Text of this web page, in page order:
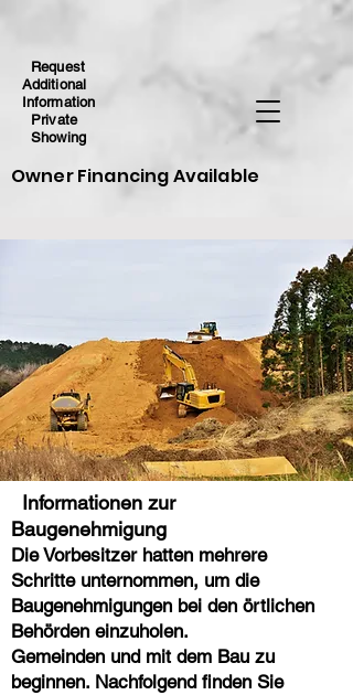
Owner Financing Available
Informationen zur
Baugenehmigung
Die Vorbesitzer hatten mehrere
Schritte unternommen, um die
Baugenehmigungen bei den örtlichen
Behörden einzuholen.
Gemeinden und mit dem Bau zu
beginnen. Nachfolgend finden Sie